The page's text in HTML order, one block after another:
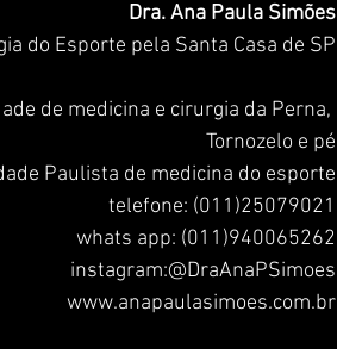
Dra. Ana Paula Simões
do Esporte pela Santa Casa de SP
de medicina e cirurgia da Perna,
Tornozelo e pé
Paulista de medicina do esporte
telefone: (011)25079021
whats app: (011)940065262
instagram:@DraAnaPSimoes
www.anapaulasimoes.com.br